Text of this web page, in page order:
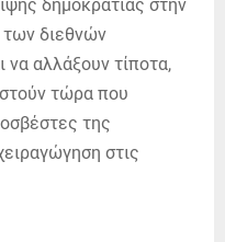
δημοκρατίας στην
των διεθνών
αλλάξουν τίποτα,
τώρα που
της
στις